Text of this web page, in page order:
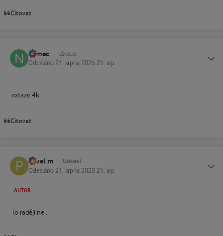
Citovat
namec Uživatel
Odesláno 21. srpna 2025 21. srp
extaze 4k
Citovat
Pavel m Uživatel
Odesláno 21. srpna 2025 21. srp
AUTOR
To raději ne .